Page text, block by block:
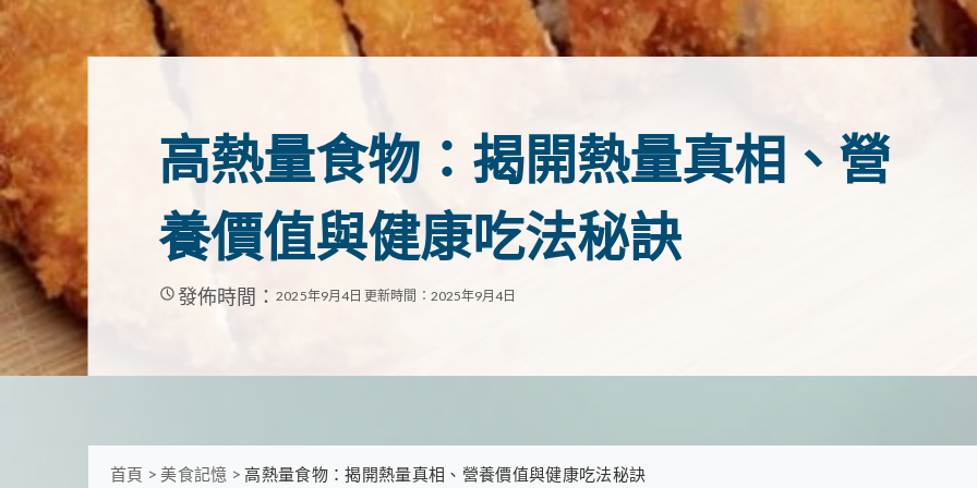
高熱量食物：揭開熱量真相、營
養價值與健康吃法秘訣
發佈時間：2025年9月4日 更新時間：2025年9月4日
首頁 >美食記憶 >高熱量食物：揭開熱量真相、營養價值與健康吃法秘訣